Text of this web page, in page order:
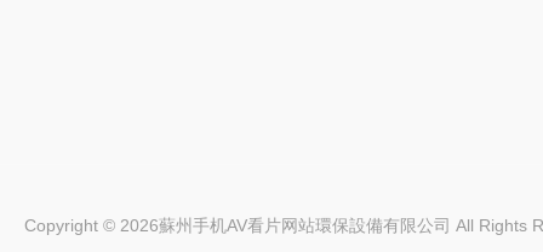
Copyright © 2026蘇州手机AV看片网站環保設備有限公司 All